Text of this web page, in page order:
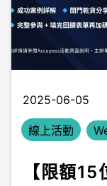
2025-06-05
線上活動
【限額